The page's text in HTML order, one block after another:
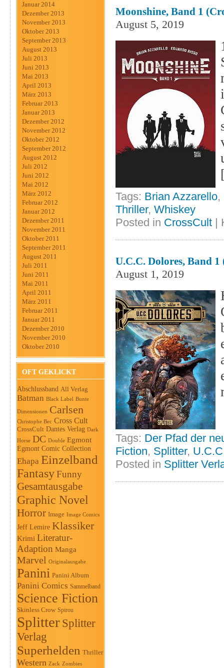
Januar 2014
Dezember 2013
November 2013
Oktober 2013
September 2013
August 2013
Juli 2013
Juni 2013
Mai 2013
April 2013
März 2013
Februar 2013
Januar 2013
Dezember 2012
November 2012
Oktober 2012
September 2012
August 2012
Juli 2012
Juni 2012
Mai 2012
März 2012
Februar 2012
Januar 2012
Dezember 2011
November 2011
Oktober 2011
September 2011
August 2011
Juli 2011
Juni 2011
Mai 2011
April 2011
März 2011
Februar 2011
Januar 2011
Dezember 2010
November 2010
Oktober 2010
OFT GEKLICKT
Abschlussband All Verlag
Batman Black Label Bunte
Dimensionen Carlsen
Christophe Bec Cross Cult
CrossCult Dantes Verlag Dark
Horse DC Double Egmont
Egmont Comic Collection
Ehapa Einzelband
FantasyFunny
Gesamtausgabe
Graphic Novel
Horror Image Image Comics
Jeff Lemire Klassiker
Krimi Literatur-
Adaption Manga
Marvel Originalausgabe
Panini Panini Album
Panini Comics Sammelband
Science Fiction
Skinless Crow Spirou
Splitter Splitter
Verlag
Superhelden Thriller
Western Zack Zombies
Moonshine, Band 1
August 5, 2019
Tags: Brian Azzarello,
Thriller, Whiskey
Posted in CrossCult |
U.C.C. Dolores, Band
August 1, 2019
Tags: Der Pfad der
Fiction, Splitter,
Posted in Splitter